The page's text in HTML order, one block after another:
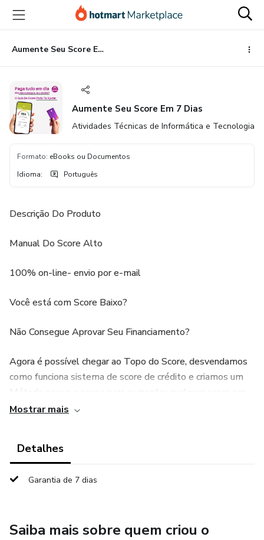
para
conteúdo
principal
para
pagamento
para
rodapé
Aumente Seu Score Em 7 Dias
Aumente Seu Score Em 7 Dias
Atividades Técnicas de Informática e Tecnologia
Formato: eBooks ou Documentos
Idioma: Português
Descrição Do Produto
Manual Do Score Alto
100% on-line- envio por e-mail
Você está com Score Baixo?
Não Consegue Aprovar Seu Financiamento?
Agora é possível chegar ao Topo do Score, desvendamos
como funciona sistema de score de crédito e criamos um
Método passo a passo para aumentar qualquer score em
uma semana. .
financiamentos estão lá no topo do Score.
Passo a Passo Para Aumentar Seu Score De Credito
Material 100% on-line, enviado por e-mail ou whatsapp.
Mostrar mais
Detalhes
Garantia de 7 dias
Saiba mais sobre quem criou o